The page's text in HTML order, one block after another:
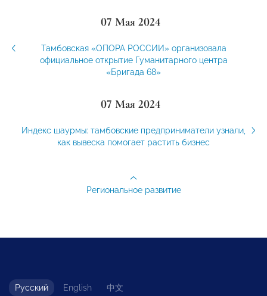
07 Мая 2024
Тамбовская «ОПОРА РОССИИ» организовала
официальное открытие Гуманитарного центра
«Бригада 68»
07 Мая 2024
Индекс шаурмы: тамбовские предприниматели узнали,
как вывеска помогает растить бизнес
Региональное развитие
Русский English 中文